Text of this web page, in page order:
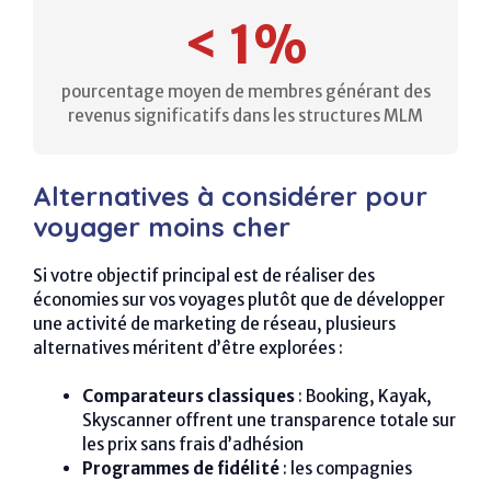
< 1%
pourcentage moyen de membres générant des
revenus significatifs dans les structures MLM
Alternatives à considérer pour
voyager moins cher
Si votre objectif principal est de réaliser des
économies sur vos voyages plutôt que de développer
une activité de marketing de réseau, plusieurs
alternatives méritent d’être explorées :
Comparateurs classiques : Booking, Kayak,
Skyscanner offrent une transparence totale sur
les prix sans frais d’adhésion
Programmes de fidélité : les compagnies